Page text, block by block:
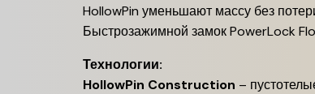
HollowPin уменьшают массу без
Быстрозажимной замок PowerLock
Технологии:
HollowPin Construction –